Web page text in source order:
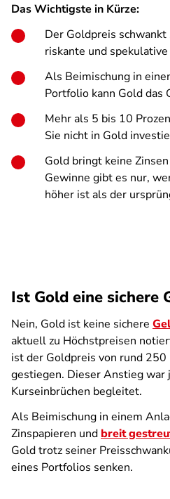
Das Wichtigste in Kürze:
Der Goldpreis
riskante und
Als Beimischung in
Portfolio kann Gold das
Mehr als 5 bis 10
Sie nicht in Gold
Gold bringt keine
Gewinne gibt es nur,
höher ist als der
Ist Gold eine sichere
Nein, Gold ist keine sichere
aktuell zu Höchstpreisen
ist der Goldpreis von rund
gestiegen. Dieser Anstieg war
Kurseinbrüchen begleitet.
Als Beimischung in einem
Zinspapieren und breit
Gold trotz seiner
eines Portfolios senken.